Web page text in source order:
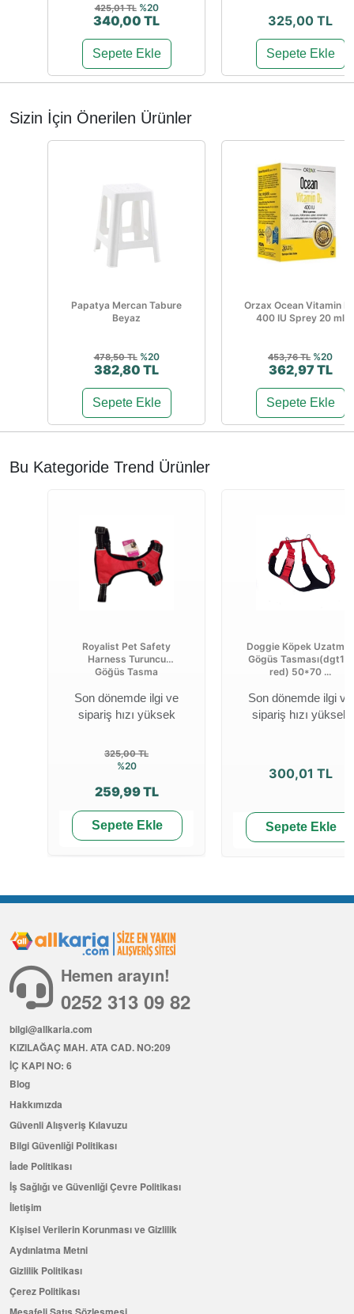
425,01 TL %20
340,00 TL
Sepete Ekle
325,00 TL
Sepete Ekle
Sizin İçin Önerilen Ürünler
Papatya Mercan Tabure
Beyaz
478,50 TL %20
382,80 TL
Sepete Ekle
Orzax Ocean Vitamin
400 IU Sprey 20 ml
453,76 TL %20
362,97 TL
Sepete Ekle
Bu Kategoride Trend Ürünler
Royalist Pet Safety
Harness Turuncu
Göğüs Tasma
Son dönemde ilgi ve
sipariş hızı yüksek
325,00 TL
%20
259,99 TL
Sepete Ekle
Doggie Köpek Uzatma-
Gögüs Tasması(dgt10l
red) 50*70 ...
Son dönemde ilgi ve
sipariş hızı yüksek
300,01 TL
Sepete Ekle
Hemen arayın!
0252 313 09 82
bilgi@allkaria.com
KIZILAĞAÇ MAH. ATA CAD. NO:209
İÇ KAPI NO: 6
Blog
Hakkımızda
Güvenli Alışveriş Kılavuzu
Bilgi Güvenliği Politikası
İade Politikası
İş Sağlığı ve Güvenliği Çevre Politikası
İletişim
Kişisel Verilerin Korunması ve Gizlilik
Aydınlatma Metni
Gizlilik Politikası
Çerez Politikası